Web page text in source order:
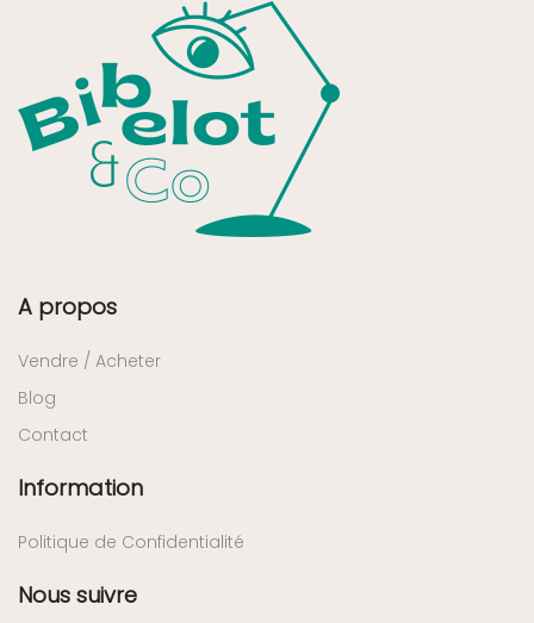
A propos
Vendre / Acheter
Blog
Contact
Information
Politique de Confidentialité
Nous suivre